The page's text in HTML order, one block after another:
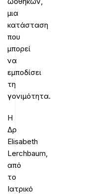
μια
κατάσταση
που
μπορεί
να
εμποδίσει
τη
γονιμότητα.
Η
Δρ
Elisabeth
Lerchbaum,
από
το
Ιατρικό